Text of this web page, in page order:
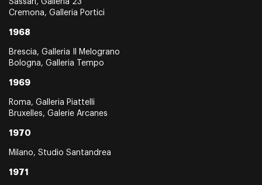
Sassari, Galleria 23
Cremona, Galleria Portici
1968
Brescia, Galleria Il Melograno
Bologna, Galleria Tempo
1969
Roma, Galleria Piattelli
Bruxelles, Galerie Arcanes
1970
Milano, Studio Santandrea
1971